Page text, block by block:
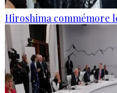
Hiroshima commémore